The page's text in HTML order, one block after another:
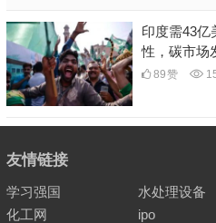
印度需43亿
性，碳市场
89赞
友情链接
学习强国 水处理设备
化工网
ipo